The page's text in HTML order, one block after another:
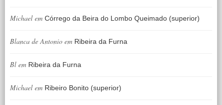
Michael em Córrego da Beira do Lombo Queimado (superior)
Blanca de Antonio em Ribeira da Furna
Bl em Ribeira da Furna
Michael em Ribeiro Bonito (superior)